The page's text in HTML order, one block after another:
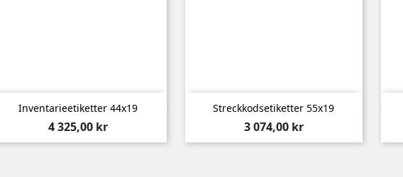
Inventarieetiketter 44x19
Pris
4 325,00 kr
 Snabbvy Streckkodsetiketter 55x19
Pris
3 074,00 kr
 Snabbvy